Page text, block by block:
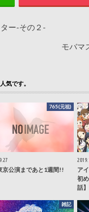
ー-その２-
モバマ
気です。
765(元祖)
京公演まであと1週間!!
ア
初
話】
雑記